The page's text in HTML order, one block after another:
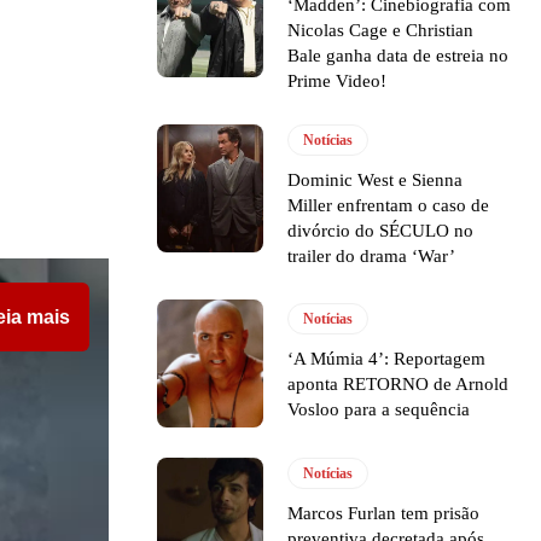
mais
‘Madden’: Cinebiografia com
Nicolas Cage e Christian
Bale ganha data de estreia no
Prime Video!
Notícias
Dominic West e Sienna
Miller enfrentam o caso de
divórcio do SÉCULO no
trailer do drama ‘War’
Notícias
‘A Múmia 4’: Reportagem
aponta RETORNO de Arnold
Vosloo para a sequência
Notícias
Marcos Furlan tem prisão